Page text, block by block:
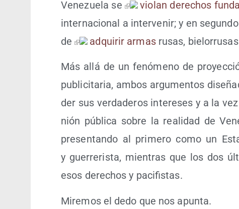
Vene­zue­la se
vio­lan dere­chos
inter­na­cio­nal a inter­ve­nir; y en
de
adqui­rir armasrusas,
Más allá de un fenó­meno de
publi­ci­ta­ria, ambos argu­men­tos
der sus ver­da­de­ros intere­ses y a la
nión públi­ca sobre la reali­dad de
pre­sen­tan­do al pri­me­ro como un
y gue­rre­ris­ta, mien­tras que los dos
esos dere­chos y pacifistas.
Mire­mos el dedo que nos apunta.